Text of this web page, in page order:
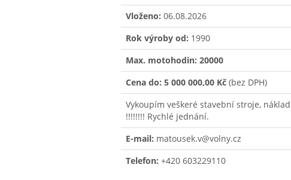
Vloženo: 06.08.2026
Rok výroby od: 1990
Max. motohodin: 20000
Cena do: 5 000 000,00 Kč (bez DPH)
Vykoupím veškeré stavební stroje,
!!!!!!!! Rychlé jednání.
E-mail: matousek.v@volny.cz
Telefon: +420 603229110